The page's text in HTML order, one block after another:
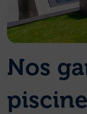
Nos